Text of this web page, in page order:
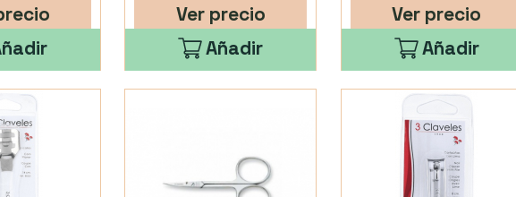
Ver precio
Añadir
Ver precio
Añadir